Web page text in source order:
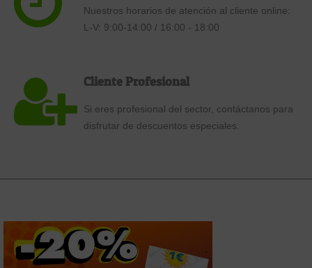
Nuestros horarios de atención al cliente online:
L-V: 9:00-14:00 / 16:00 - 18:00
Cliente Profesional
Si eres profesional del sector, contáctanos para
disfrutar de descuentos especiales.